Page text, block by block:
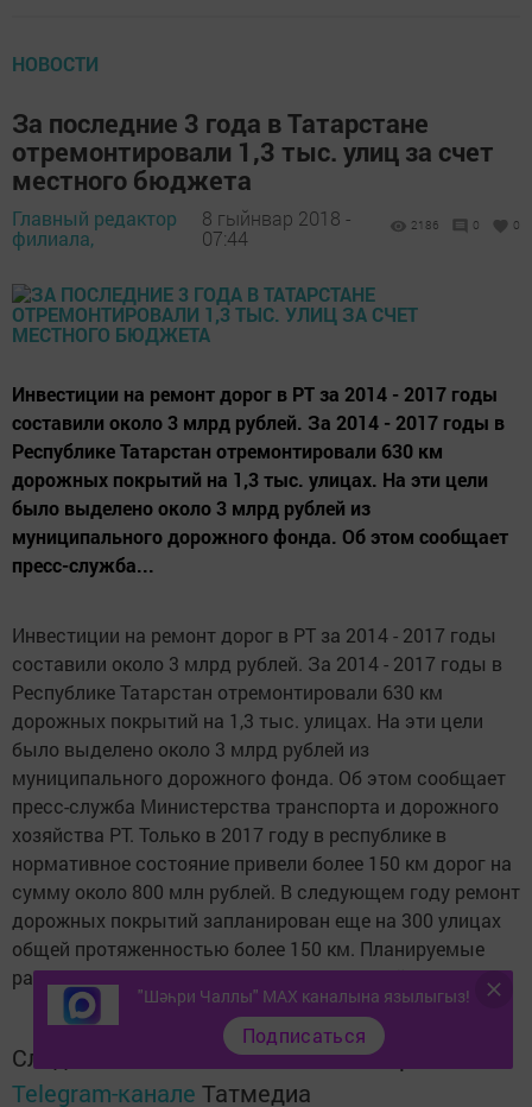
НОВОСТИ
За последние 3 года в Татарстане
отремонтировали 1,3 тыс. улиц за счет
местного бюджета
Главный редактор
филиала,
8 гыйнвар 2018 -
07:44
2186 0 0
Инвестиции на ремонт дорог в РТ за 2014 - 2017 годы
составили около 3 млрд рублей. За 2014 - 2017 годы в
Республике Татарстан отремонтировали 630 км
дорожных покрытий на 1,3 тыс. улицах. На эти цели
было выделено около 3 млрд рублей из
муниципального дорожного фонда. Об этом сообщает
пресс-служба...
Инвестиции на ремонт дорог в РТ за 2014 - 2017 годы
составили около 3 млрд рублей. За 2014 - 2017 годы в
Республике Татарстан отремонтировали 630 км
дорожных покрытий на 1,3 тыс. улицах. На эти цели
было выделено около 3 млрд рублей из
муниципального дорожного фонда. Об этом сообщает
пресс-служба Министерства транспорта и дорожного
хозяйства РТ. Только в 2017 году в республике в
нормативное состояние привели более 150 км дорог на
сумму около 800 млн рублей. В следующем году ремонт
дорожных покрытий запланирован еще на 300 улицах
общей протяженностью более 150 км. Планируемые
расходы составляют около 870 млн рублей.
Следите за самым важным и интересным в
Telegram-канале Татмедиа
"Шәһри Чаллы" MAX каналына язылыгыз!
Подписаться